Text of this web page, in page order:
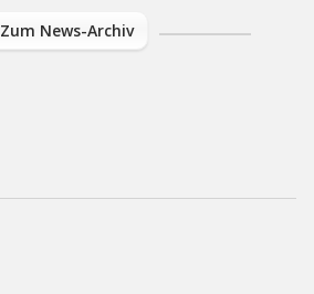
Zum News-Archiv